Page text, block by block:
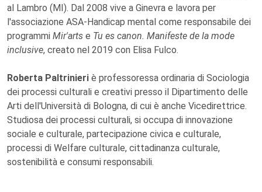
al Lambro (MI). Dal 2008 vive a Ginevra e lavora per
l'associazione ASA-Handicap mental come responsabile dei
programmi Mir'arts e Tu es canon. Manifeste de la mode
inclusive, creato nel 2019 con Elisa Fulco.
Roberta Paltrinieri è professoressa ordinaria di Sociologia
dei processi culturali e creativi presso il Dipartimento delle
Arti dell'Università di Bologna, di cui è anche Vicedirettrice.
Studiosa dei processi culturali, si occupa di innovazione
sociale e culturale, partecipazione civica e culturale,
processi di Welfare culturale, cittadinanza culturale,
sostenibilità e consumi responsabili.